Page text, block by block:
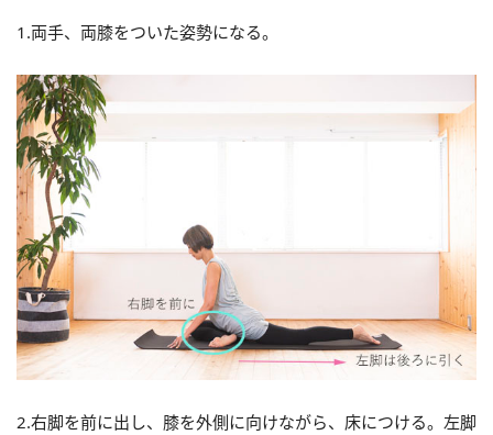
1.両手、両膝をついた姿勢になる。
2.右脚を前に出し、膝を外側に向けながら、床につける。左脚